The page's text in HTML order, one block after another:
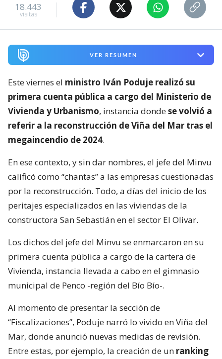
18.443
visitas
VER RESUMEN
Este viernes el ministro Iván Poduje realizó su
primera cuenta pública a cargo del Ministerio de
Vivienda y Urbanismo, instancia dondese volvió a
referir a la reconstrucción de Viña del Mar tras el
megaincendio de 2024.
En ese contexto, y sin dar nombres, el jefe del Minvu
calificó como “chantas” a las empresas cuestionadas
por la reconstrucción. Todo, a días del inicio de los
peritajes especializados en las viviendas de la
constructora San Sebastián en el sector El Olivar.
Los dichos del jefe del Minvu se enmarcaron en su
primera cuenta pública a cargo de la cartera de
Vivienda, instancia llevada a cabo en el gimnasio
municipal de Penco -región del Bío Bío-.
Al momento de presentar la sección de
“Fiscalizaciones”, Poduje narró lo vivido en Viña del
Mar, donde anunció nuevas medidas de revisión.
Entre estas, por ejemplo, la creación de un ranking